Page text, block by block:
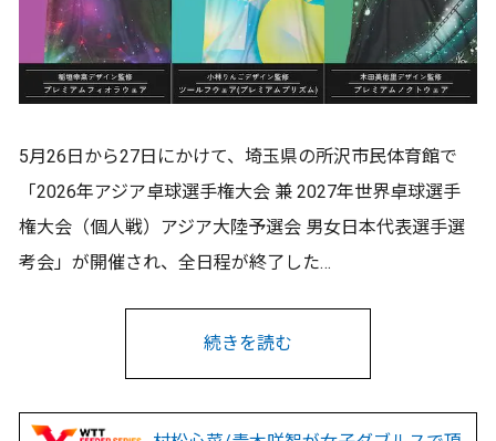
5月26日から27日にかけて、埼玉県の所沢市民体育館で
「2026年アジア卓球選手権大会 兼 2027年世界卓球選手
権大会（個人戦）アジア大陸予選会 男女日本代表選手選
考会」が開催され、全日程が終了した…
続きを読む